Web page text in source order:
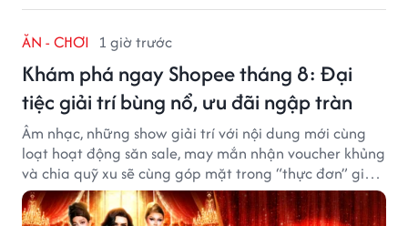
ĂN - CHƠI 1 giờ trước
Khám phá ngay Shopee tháng 8: Đại
tiệc giải trí bùng nổ, ưu đãi ngập tràn
Âm nhạc, những show giải trí với nội dung mới cùng
loạt hoạt động săn sale, may mắn nhận voucher khủng
và chia quỹ xu sẽ cùng góp mặt trong “thực đơn” giải
trí cuối tuần trên Shopee, diễn ra liên tiếp vào ngày
7/8 và 8/8.